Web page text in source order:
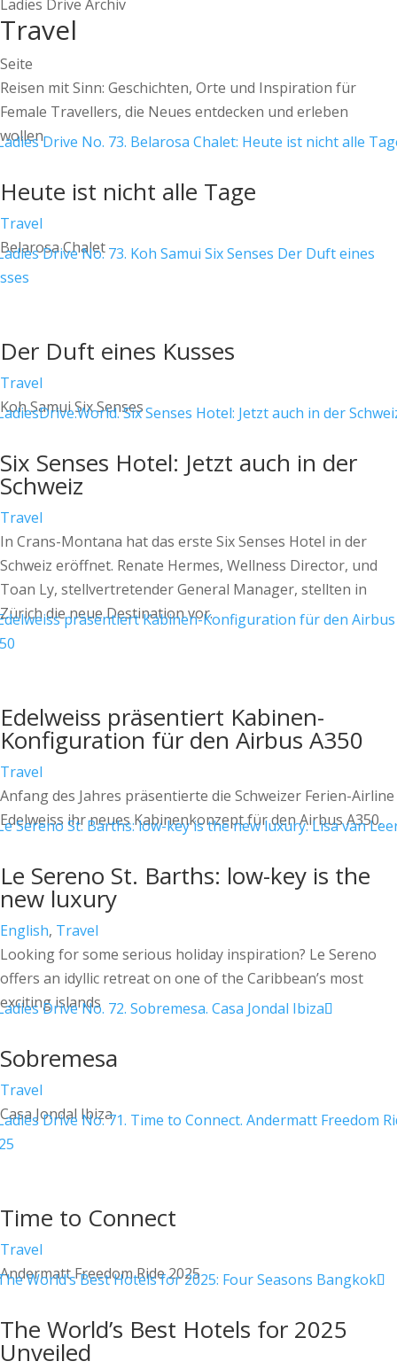
Ladies Drive Archiv
Travel
Seite
Reisen mit Sinn: Geschichten, Orte und Inspiration für
Female Travellers, die Neues entdecken und erleben
wollen.
Heute ist nicht alle Tage
Travel
Belarosa Chalet
Der Duft eines Kusses
Travel
Koh Samui Six Senses
Six Senses Hotel: Jetzt auch in der
Schweiz
Travel
In Crans-Montana hat das erste Six Senses Hotel in der
Schweiz eröffnet. Renate Hermes, Wellness Director, und
Toan Ly, stellvertretender General Manager, stellten in
Zürich die neue Destination vor.
Edelweiss präsentiert Kabinen-
Konfiguration für den Airbus A350
Travel
Anfang des Jahres präsentierte die Schweizer Ferien-Airline
Edelweiss ihr neues Kabinenkonzept für den Airbus A350.
Le Sereno St. Barths: low-key is the
new luxury
English, Travel
Looking for some serious holiday inspiration? Le Sereno
offers an idyllic retreat on one of the Caribbean’s most
exciting islands
Sobremesa
Travel
Casa Jondal Ibiza
Time to Connect
Travel
Andermatt Freedom Ride 2025
The World’s Best Hotels for 2025
Unveiled